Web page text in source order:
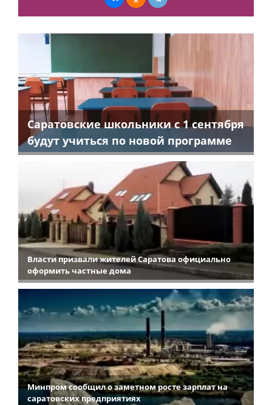
Саратовские школьники с 1 сентября
будут учиться по новой программе
Власти призвали жителей Саратова официально
оформить частные дома
Минпром сообщил о заметном росте зарплат на
саратовских предприятиях